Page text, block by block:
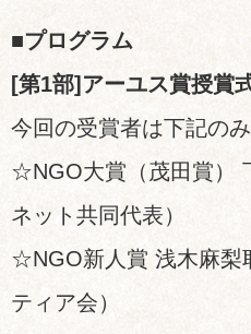
■プログラム
[第1部]アーユス賞授賞
今回の受賞者は下記のみ
☆NGO大賞（茂田賞）
ネット共同代表）
☆NGO新人賞 浅木麻梨
ティア会）